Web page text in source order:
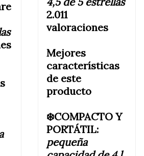
2.011
valoraciones
Mejores
características
de este
producto
❄️COMPACTO Y
PORTÁTIL:
pequeña